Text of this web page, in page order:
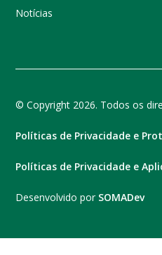
Notícias
© Copyright 2026. Todos os
Políticas de Privacidade e
Políticas de Privacidade e
Desenvolvido por SOMADev